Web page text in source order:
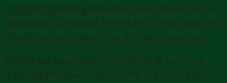
mạng lưới ngân hàng toàn cầu lớn nhất thế giới với hoạt
động tại hơn 75 quốc gia. BNP có 4 thị trường ngân hàng
bán lẻ trong nước đặt tại Pháp, Ý, Bỉ và Luxembourg.
BNP Paribas được thành lập từ năm 1848, vào tháng
4/2009, BNP Paribas SA đã mua 75% cổ phần của Ngân